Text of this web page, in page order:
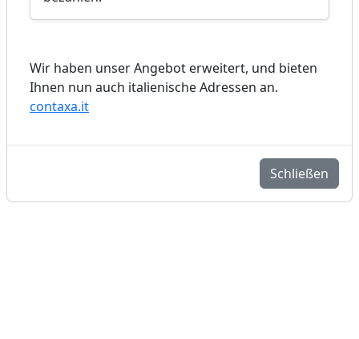
Wir haben unser Angebot erweitert, und bieten
Ihnen nun auch italienische Adressen an.
contaxa.it
Schließen